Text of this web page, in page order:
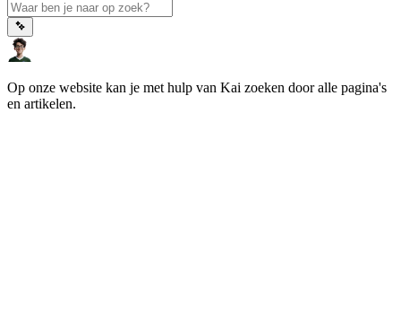
Op onze website kan je met hulp van Kai zoeken door alle pagina's
en artikelen.